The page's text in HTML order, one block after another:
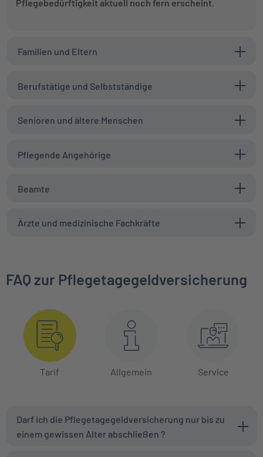
Pflegebedürftigkeit aktuell noch fern erscheint
Familien und Eltern
Berufstätige und Selbstständige
Senioren und ältere Menschen
Pflegende Angehörige
Beamte
Ärzte und medizinische Fachkräfte
FAQ zur Pflegetagegeldversicherung
Tarif Allgemein Service
Darf ich die Pflegetagegeldversicherung nur bis zu
einem gewissen Alter abschließen ?